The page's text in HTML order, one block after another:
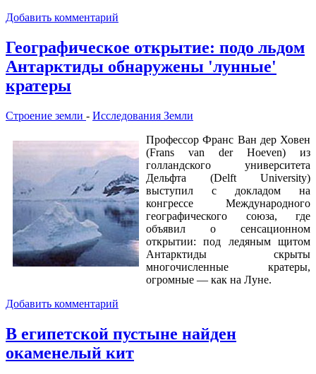
Добавить комментарий
Географическое открытие: подо льдом
Антарктиды обнаружены 'лунные'
кратеры
Строение земли - Исследования Земли
Профессор Франс Ван дер Ховен
(Frans van der Hoeven) из
голландского университета
Дельфта (Delft University)
выступил с докладом на
конгрессе Международного
географического союза, где
объявил о сенсационном
открытии: под ледяным щитом
Антарктиды скрыты
многочисленные кратеры,
огромные — как на Луне.
Добавить комментарий
В египетской пустыне найден
окаменелый кит